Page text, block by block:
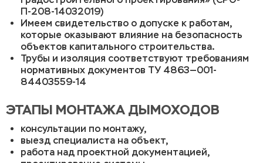
П-208-14032019)
Имеем свидетельство о допуске к работам,
которые оказывают влияние на безопасность
объектов капитального строительства.
Трубы и изоляция соответствуют требованиям
нормативных документов ТУ 4863—001-
84403559-14
ЭТАПЫ МОНТАЖА ДЫМОХОДОВ
консультации по монтажу,
выезд специалиста на объект,
работа над проектной документацией,